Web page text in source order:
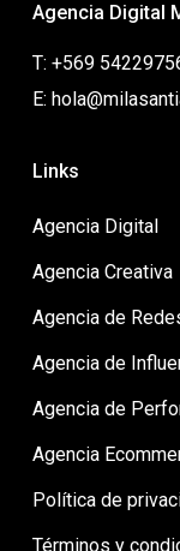
Agencia Digital
T: +569
E:
Links
Agencia Digital
Agencia Creativa
Agencia de
Agencia de
Agencia de
Agencia
Política de
Términos y